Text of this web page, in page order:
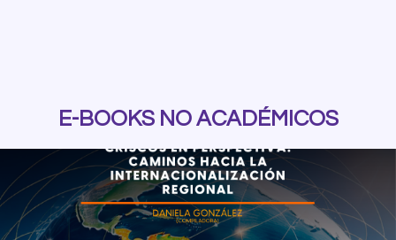
E-BOOKS NO ACADÉMICOS